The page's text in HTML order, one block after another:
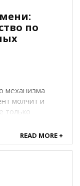
по
механизма
молчит и
только
терпение,
металла в
на
READ MORE +